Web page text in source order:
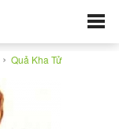
› Quả Kha Tử